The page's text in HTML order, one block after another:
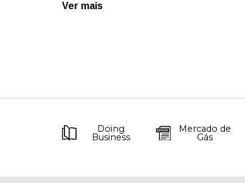
Ver mais
Doing
Business
Mercado de
Gás